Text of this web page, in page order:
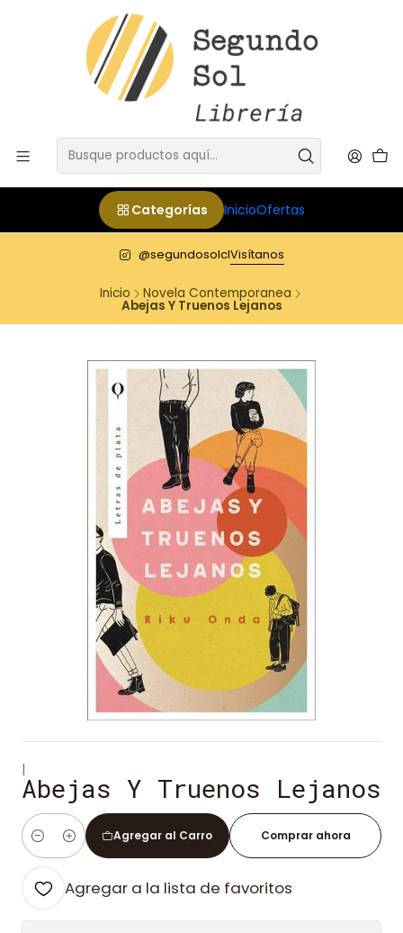
Categorías InicioOfertas
@segundosolclVisítanos
Inicio Novela Contemporanea
Abejas Y Truenos Lejanos
|
Abejas Y Truenos Lejanos
Cantidad
Agregar al Carro Comprar ahora
Agregar a la lista de favoritos